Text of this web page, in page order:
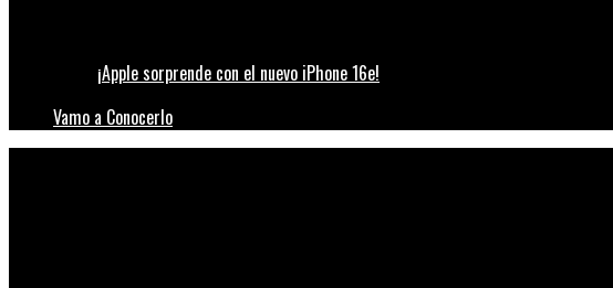
¡Apple sorprende con el nuevo iPhone 16e!
Vamo a Conocerlo